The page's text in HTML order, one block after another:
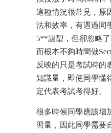
這種情況很常見，原
法和效率，有遇過同
5**題型，但卻忽略了
而根本不夠時間做
反映的只是考試時的
知識量，即使同學懂
定代表考試考得好。
很多時候同學應該增
習量，因此同學需要